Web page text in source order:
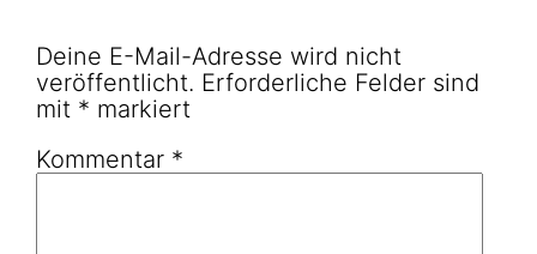
Deine E-Mail-Adresse wird nicht
veröffentlicht. Erforderliche Felder sind
mit * markiert
Kommentar *